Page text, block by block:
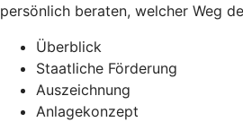
persönlich beraten, welcher Weg
Überblick
Staatliche Förderung
Auszeichnung
Anlagekonzept